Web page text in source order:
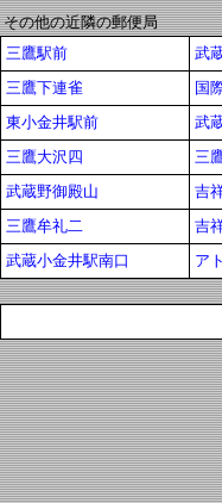
その他の近隣の郵便局
三鷹駅前
武
三鷹下連雀
国
東小金井駅前
武
三鷹大沢四
三
武蔵野御殿山
吉
三鷹牟礼二
吉
武蔵小金井駅南口
ア